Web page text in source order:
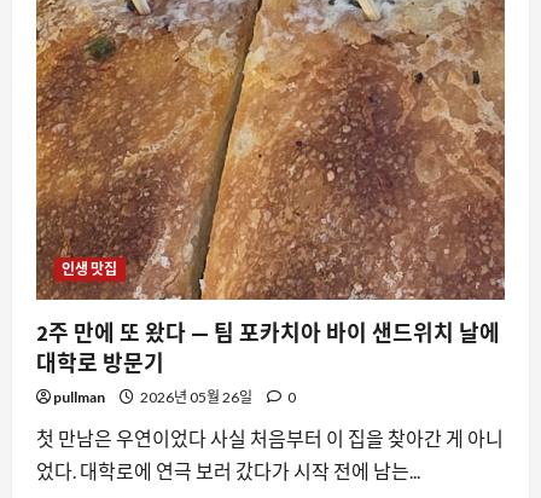
과
탕
수
육
이
었
다
(feat.
임
시
휴
무
필
독)
에
대
해
더
어
보
기
인생 맛집
2주 만에 또 왔다 — 팀 포카치아 바이 샌드위치 날에
대학로 방문기
pullman 2026년 05월 26일 0
첫 만남은 우연이었다 사실 처음부터 이 집을 찾아간 게 아니
었다. 대학로에 연극 보러 갔다가 시작 전에 남는...